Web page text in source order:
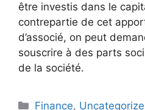
être investis dans le
contrepartie de cet
d’associé, on peut
souscrire à des parts
de la société.
Catégories
Finance,